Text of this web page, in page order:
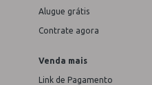
Alugue grátis
Contrate agora
Venda mais
Link de Pagamento